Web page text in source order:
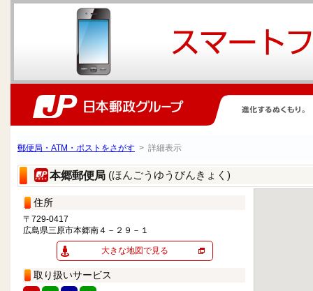
郵便局・ATM・ポストをさがす > 詳細表示
本郷郵便局 (ほんごうゆうびんきょく)
住所
〒729-0417
広島県三原市本郷南４－２９－１
大きな地図で見る
取り扱いサービス